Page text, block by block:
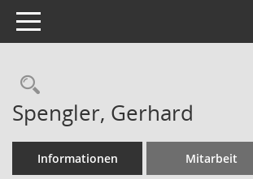
Toggle navigation
Rechercheauswahl
Spengler, Gerhard
Informationen Mitarbeit